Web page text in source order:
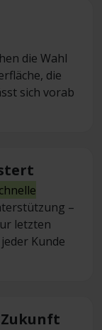
die Wahl
die
sich vorab
–
letzten
Kunde